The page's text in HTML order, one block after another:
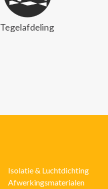
Tegelafdeling
Isolatie & Luchtdichting
Afwerkingsmaterialen